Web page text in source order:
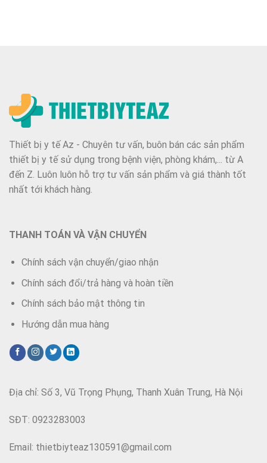
Thiết bị y tế Az - Chuyên tư vấn, buôn bán các sản phẩm
thiết bị y tế sử dụng trong bệnh viện, phòng khám,... từ A
đến Z. Luôn luôn hỗ trợ tư vấn sản phẩm và giá thành tốt
nhất tới khách hàng.
Địa chỉ: Số 3, Vũ Trọng Phụng, Thanh Xuân Trung, Hà Nội
SĐT: 0923283003
Email: thietbiyteaz130591@gmail.com
THANH TOÁN VÀ VẬN CHUYỂN
Chính sách vận chuyển/giao nhận
Chính sách đổi/trả hàng và hoàn tiền
Chính sách bảo mật thông tin
Hướng dẫn mua hàng